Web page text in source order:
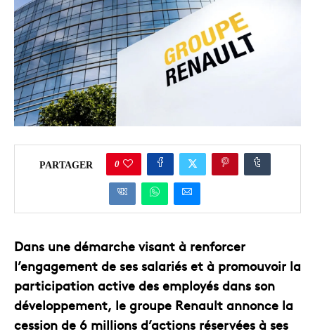
PARTAGER 0
Dans une démarche visant à renforcer
l’engagement de ses salariés et à promouvoir la
participation active des employés dans son
développement, le groupe Renault annonce la
cession de 6 millions d’actions réservées à ses